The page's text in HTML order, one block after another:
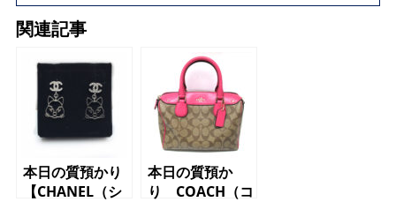
関連記事
本日の質預かり
【CHANEL（シ
本日の質預か
り COACH（コ